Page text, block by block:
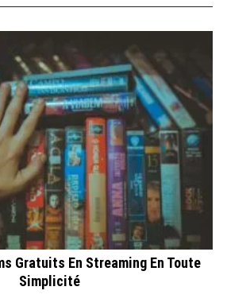
Gratuits En Streaming En Toute
Simplicité